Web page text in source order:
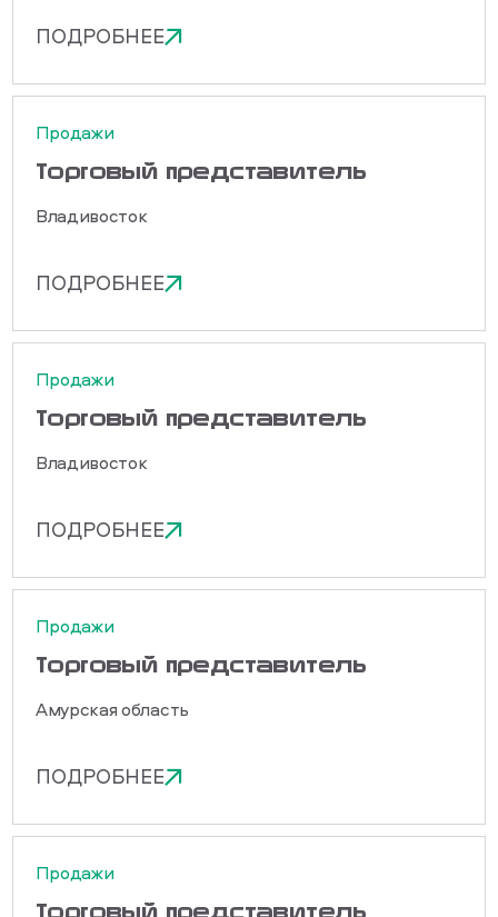
ПОДРОБНЕЕ
Продажи
Торговый представитель
Владивосток
ПОДРОБНЕЕ
Продажи
Торговый представитель
Владивосток
ПОДРОБНЕЕ
Продажи
Торговый представитель
Амурская область
ПОДРОБНЕЕ
Продажи
Торговый представитель